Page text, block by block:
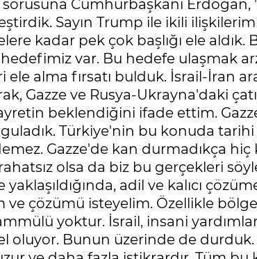
Cumhurbaşkanı Erdoğan,
Sayın Trump ile ikili
kadar pek çok başlığı ele aldık.
var. Bu hedefe ulaşmak
alma fırsatı bulduk. İsrail-İran
Gazze ve Rusya-Ukrayna'daki
beklendiğini ifade ettim.
Türkiye'nin bu konuda tarihi
Gazze'de kan durmadıkça hiç
olsa da biz bu gerçekleri
adil ve kalıcı
ve çözümü isteyelim. Özellikle
yoktur. İsrail, insani
oluyor. Bunun üzerinde de